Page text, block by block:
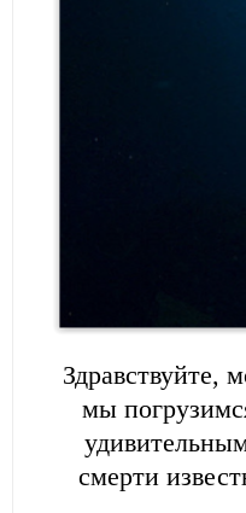
Здравствуйте,
мы
смерти